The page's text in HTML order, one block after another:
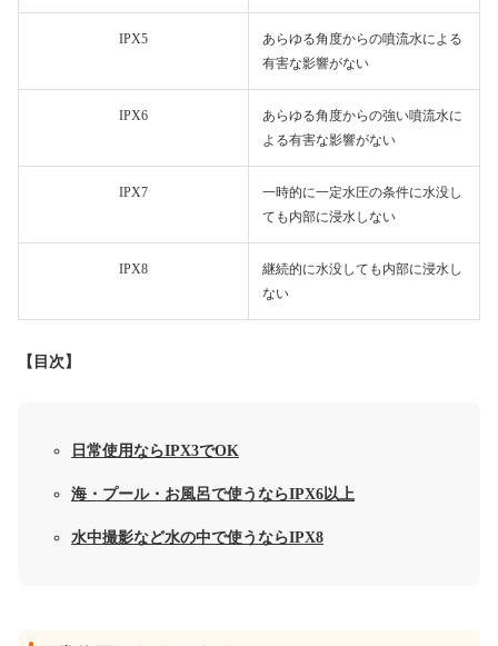
IPX5
あらゆる角度からの噴流水による
有害な影響がない
IPX6
あらゆる角度からの強い噴流水に
よる有害な影響がない
IPX7
一時的に一定水圧の条件に水没し
ても内部に浸水しない
IPX8
継続的に水没しても内部に浸水し
ない
【目次】
日常使用ならIPX3でOK
海・プール・お風呂で使うならIPX6以上
水中撮影など水の中で使うならIPX8